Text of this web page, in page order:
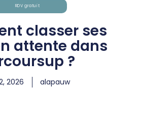
RDV gratuit
classer ses
attente dans
?
2026 alapauw